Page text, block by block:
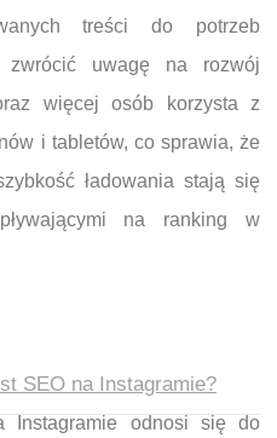
treści do potrzeb
zwrócić uwagę na rozwój
więcej osób korzysta z
i tabletów, co sprawia, że
ładowania stają się
na ranking w
SEO na Instagramie?
Instagramie odnosi się do